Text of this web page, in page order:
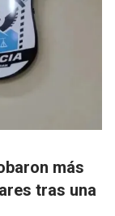
más
tras una